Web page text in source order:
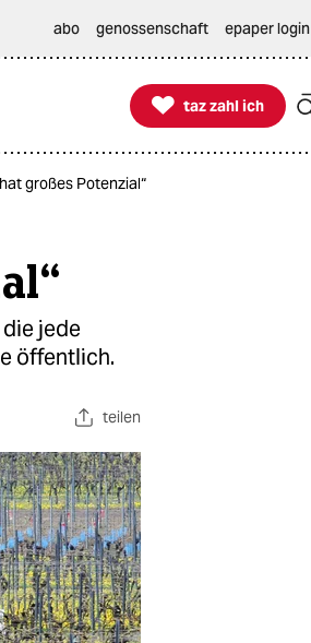
abo genossenschaft epaper login

taz zahl ich
taz zahl ich
großes Potenzial“
jede
öffentlich.
teilen